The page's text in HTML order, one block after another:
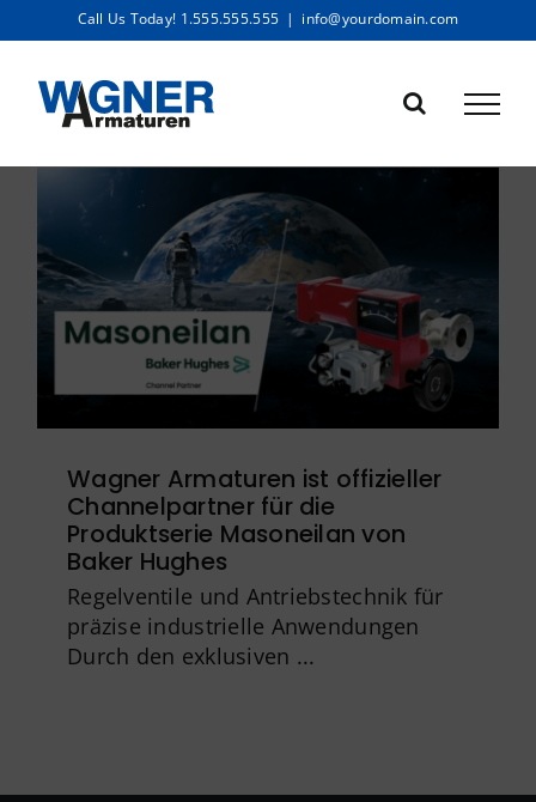
Inhalt
springen
Call Us Today! 1.555.555.555 | info@yourdomain.com
Wagner Armaturen ist offizieller
Channelpartner für die
Produktserie Masoneilan von
Baker Hughes
Regelventile und Antriebstechnik für
präzise industrielle Anwendungen
Durch den exklusiven ...